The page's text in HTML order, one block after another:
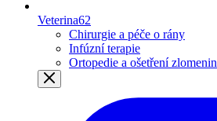
Veterina62
Chirurgie a péče o rány
Infúzní terapie
Ortopedie a ošetření zlomenin